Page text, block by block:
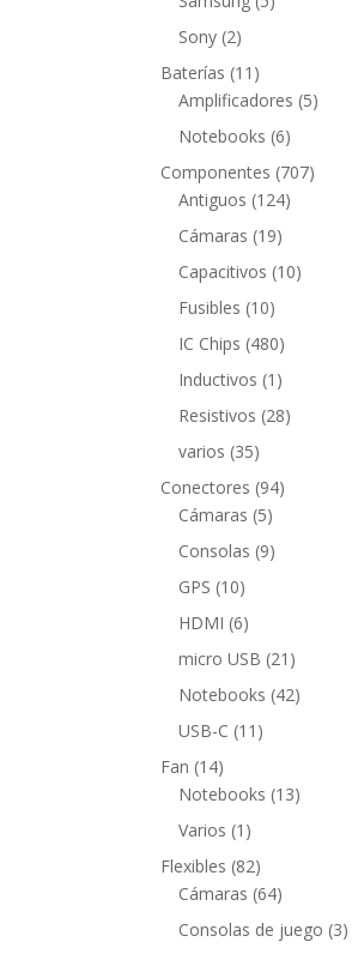
Sony 22
productos
Baterías 11 11
productos
Amplificadores 55
Notebooks 66
productos
Componentes 707707
Antiguos 124124
Cámaras 1919
productos
Capacitivos 1010
Fusibles 1010
productos
IC Chips 480480
productos
Inductivos 1 1
producto
Resistivos 2828
varios 3535
productos
Conectores 9494
Cámaras 55
productos
Consolas 99
GPS 1010
productos
HDMI 66
productos
micro USB 21 21
productos
Notebooks 4242
USB-C 11 11
Fan 1414
productos
Notebooks 1313
Varios 1 1
producto
Flexibles 8282
productos
Cámaras 6464
productos
Consolas de juego 33